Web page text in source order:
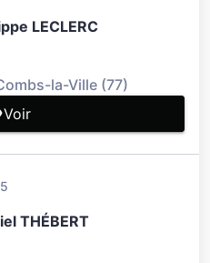
LECLERC
la-Ville (77)
Voir
THÉBERT